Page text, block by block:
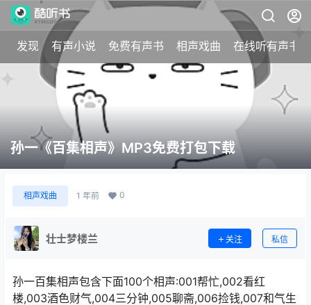
发现 有声小说 免费有声书 相声戏曲 在线听有声书
孙一《百集相声》MP3免费打包下载
相声戏曲 1 年前 0
壮士梦楼兰 关注 私信
孙一百集相声包含下面100个相声:001帮忙,002看红
楼,003酒色财气,004三分钟,005聊斋,006捡钱,007和气生